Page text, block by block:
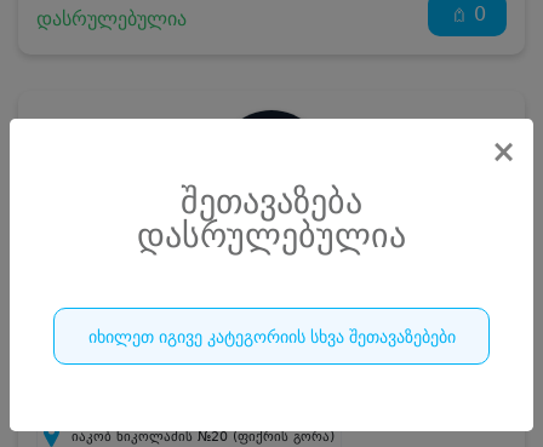
×
შეთავაზება
დასრულებულია
იხილეთ იგივე კატეგორიის სხვა შეთავაზებები
დასრულებულია 0
სადღესასწაულო ცენტრი ლაზერლენდი •
დაბადების დღის წვეულება 10 სტუმარზე
იაკობ ნიკოლაძის №20 (ფიქრის გორა)